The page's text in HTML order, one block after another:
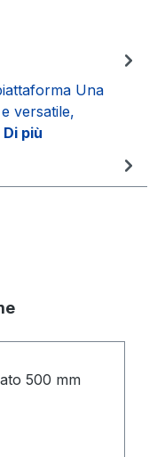
Una
versatile,
Di più